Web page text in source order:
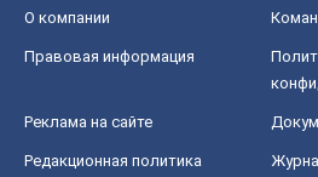
О компании
Правовая информация
Реклама на сайте
Редакционная политика